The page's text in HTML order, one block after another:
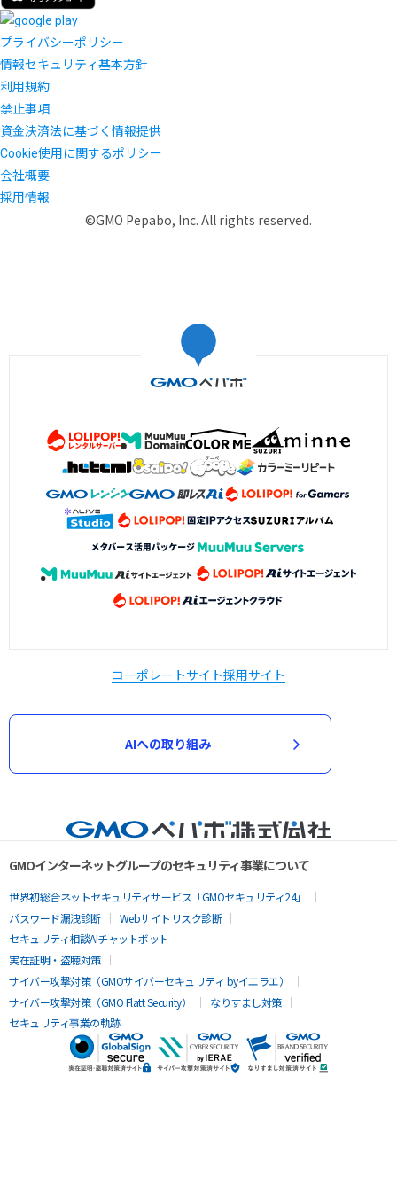
プライバシーポリシー
情報セキュリティ基本方針
利用規約
禁止事項
資金決済法に基づく情報提供
Cookie使用に関するポリシー
会社概要
採用情報
©GMO Pepabo, Inc. All rights reserved.
コーポレートサイト採用サイト
AIへの取り組み
GMOインターネットグループのセキュリティ事業について
世界初総合ネットセキュリティサービス「GMOセキュリティ24」
パスワード漏洩診断
Webサイトリスク診断
セキュリティ相談AIチャットボット
実在証明・盗聴対策
サイバー攻撃対策（GMOサイバーセキュリティ byイエラエ）
サイバー攻撃対策（GMO Flatt Security）
なりすまし対策
セキュリティ事業の軌跡